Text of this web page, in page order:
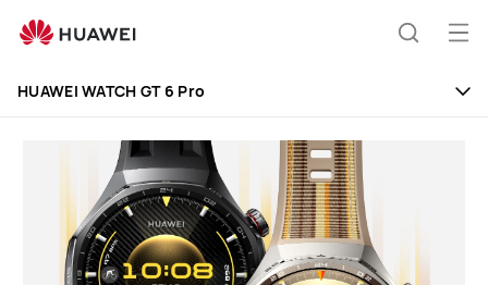
WATCH
HUAWEI WATCH GT 6 Pro